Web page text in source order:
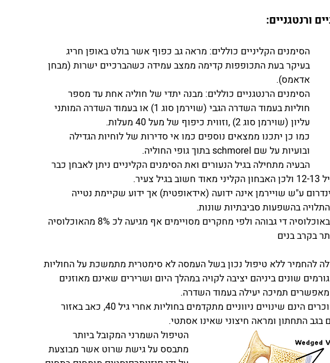
ורנטגניים:
הסימנים הקליניים כוללים: מראה גב כפוף אשר בולט באופן חריג
בעיקר בעת התכופפות קדימה ממצב עמידה כשהברכיים ישרות (מבחן
אדאמס).
הסימנים הרנטגניים כוללים: מבנה יתדי של חוליה אחת עד מספר
חוליות בעמוד השדרה הגבי (שוירמן סוג 1) או בעמוד השדרה המותני
עליון (שוירמן סוג 2) ,וזווית כיפוף של מעל 40 מעלות.
כמו כן יתכנו ממצאים נוספים כמו אי סדירות של לוחיות הגדילה
ובועיות על שם schmorel בתוך גופי החוליה.
הבעיה מתחילה בגיל הנעורים ואת הסימנים הקליניים ניתן לאבחן כבר
ע"ש שויירמן אינה ידועה (אידאופטית) אך ידוע שקיימת נטייה
בהשפעות סביבתיות שונות.
השכיחות באוכלוסיה די גבוהה ולפי מחקרים מסויימים אף מגיעה לכ 8% מהאוכלוסיה
בקרב בנים
להחמיר ללא טיפול נכון בשל העמסה לא סימטרית מתמשכת על החוליות
שונים ביניהם יציבה לקויה במהלך היום ושרירים שאינם מאוזנים
מאפשרים תמיכה יעילה בעמוד השדרה.
סיבוכים מוכרים הינם שינויים ניווניים מתקדמים בחוליות אחרי גיל 40, כאב באזור
בגב התחתון ומראה חיצוני שאינו אסתטי.
הטיפול השמרני המקובל ביותר
מתבסס על גישת שרוט אשר מבוצעת